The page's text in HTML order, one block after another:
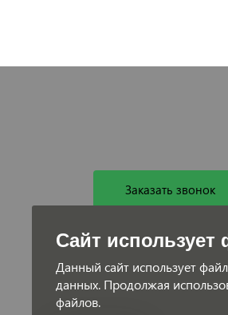
Заказать звонок
Сайт
Данный сайт использует
данных. Продолжая
файлов.